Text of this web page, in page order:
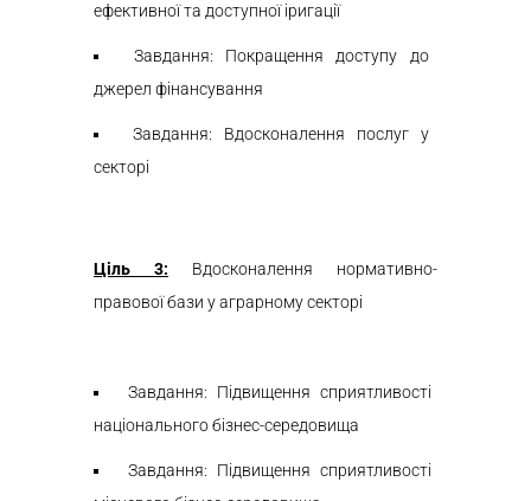
ефективної та доступної іригації
Завдання: Покращення доступу до
джерел фінансування
Завдання: Вдосконалення послуг у
секторі
Ціль 3: Вдосконалення нормативно-
правової бази у аграрному секторі
Завдання: Підвищення сприятливості
національного бізнес-середовища
Завдання: Підвищення сприятливості